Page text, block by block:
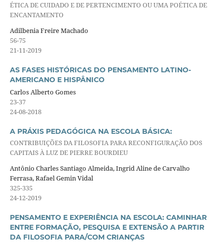
ÉTICA DE CUIDADO E DE PERTENCIMENTO OU UMA POÉTICA DE
ENCANTAMENTO
Adilbenia Freire Machado
56-75
21-11-2019
AS FASES HISTÓRICAS DO PENSAMENTO LATINO-
AMERICANO E HISPÂNICO
Carlos Alberto Gomes
23-37
24-08-2018
A PRÁXIS PEDAGÓGICA NA ESCOLA BÁSICA:
CONTRIBUIÇÕES DA FILOSOFIA PARA RECONFIGURAÇÃO DOS
CAPITAIS À LUZ DE PIERRE BOURDIEU
Antônio Charles Santiago Almeida, Ingrid Aline de Carvalho
Ferrasa, Rafael Gemin Vidal
325-335
24-12-2019
PENSAMENTO E EXPERIÊNCIA NA ESCOLA: CAMINHAR
ENTRE FORMAÇÃO, PESQUISA E EXTENSÃO A PARTIR
DA FILOSOFIA PARA/COM CRIANÇAS